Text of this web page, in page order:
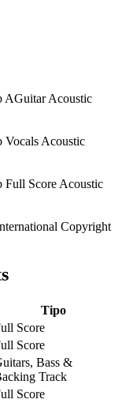
Copyright
Tipo
Score
Score
Bass &
Track
Score